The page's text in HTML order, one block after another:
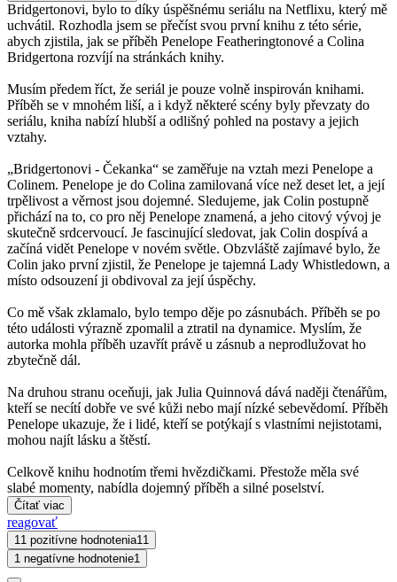
Bridgertonovi, bylo to díky úspěšnému seriálu na Netflixu, který mě
uchvátil. Rozhodla jsem se přečíst svou první knihu z této série,
abych zjistila, jak se příběh Penelope Featheringtonové a Colina
Bridgertona rozvíjí na stránkách knihy.
Musím předem říct, že seriál je pouze volně inspirován knihami.
Příběh se v mnohém liší, a i když některé scény byly převzaty do
seriálu, kniha nabízí hlubší a odlišný pohled na postavy a jejich
vztahy.
„Bridgertonovi - Čekanka“ se zaměřuje na vztah mezi Penelope a
Colinem. Penelope je do Colina zamilovaná více než deset let, a její
trpělivost a věrnost jsou dojemné. Sledujeme, jak Colin postupně
přichází na to, co pro něj Penelope znamená, a jeho citový vývoj je
skutečně srdcervoucí. Je fascinující sledovat, jak Colin dospívá a
začíná vidět Penelope v novém světle. Obzvláště zajímavé bylo, že
Colin jako první zjistil, že Penelope je tajemná Lady Whistledown, a
místo odsouzení ji obdivoval za její úspěchy.
Co mě však zklamalo, bylo tempo děje po zásnubách. Příběh se po
této události výrazně zpomalil a ztratil na dynamice. Myslím, že
autorka mohla příběh uzavřít právě u zásnub a neprodlužovat ho
zbytečně dál.
Na druhou stranu oceňuji, jak Julia Quinnová dává naději čtenářům,
kteří se necítí dobře ve své kůži nebo mají nízké sebevědomí. Příběh
Penelope ukazuje, že i lidé, kteří se potýkají s vlastními nejistotami,
mohou najít lásku a štěstí.
Celkově knihu hodnotím třemi hvězdičkami. Přestože měla své
slabé momenty, nabídla dojemný příběh a silné poselství.
Čítať viac
reagovať
11 pozitívne hodnotenia11
1 negatívne hodnotenie1